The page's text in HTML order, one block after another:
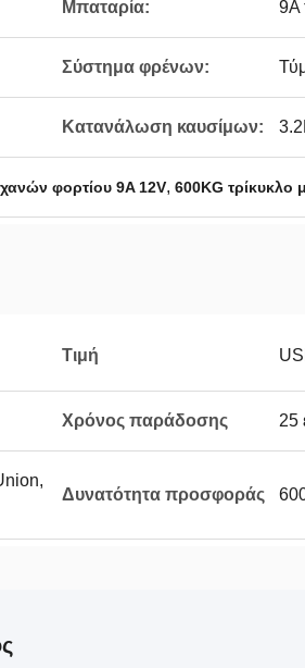
Μπαταρία: 9A
Σύστημα φρένων:
Κατανάλωση καυσίμων:
φορτίου 9A 12V, 600KG τρίκυκλο
Τιμή
Χρόνος παράδοσης 25
Δυνατότητα προσφοράς